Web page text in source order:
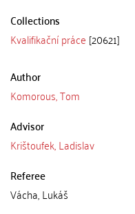
Collections
Kvalifikační práce [20621]
Author
Komorous, Tom
Advisor
Krištoufek, Ladislav
Referee
Vácha, Lukáš